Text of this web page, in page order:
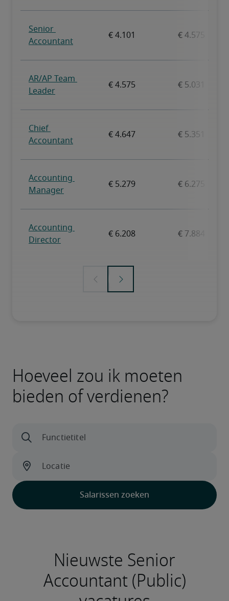
Hoeveel zou ik moeten
bieden of verdienen?